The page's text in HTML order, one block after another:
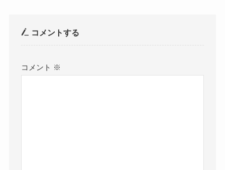
コメントする
コメント ※